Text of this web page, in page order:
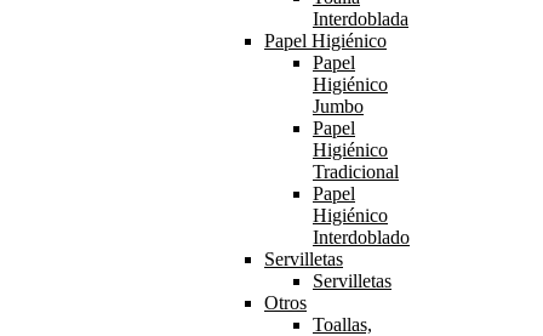
Interdoblada
Papel Higiénico
Papel
Higiénico
Jumbo
Papel
Higiénico
Tradicional
Papel
Higiénico
Interdoblado
Servilletas
Servilletas
Otros
Toallas,